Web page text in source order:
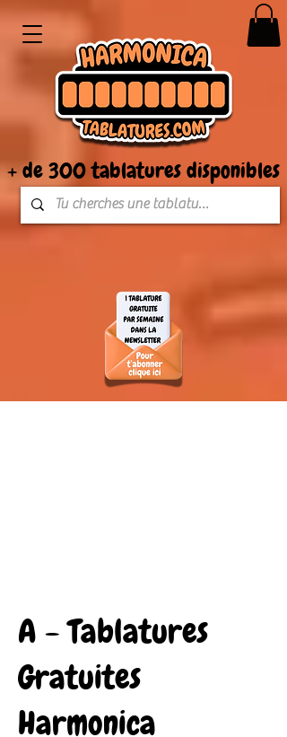
+ de 300 tablatures disponibles
A - Tablatures
Gratuites
Harmonica